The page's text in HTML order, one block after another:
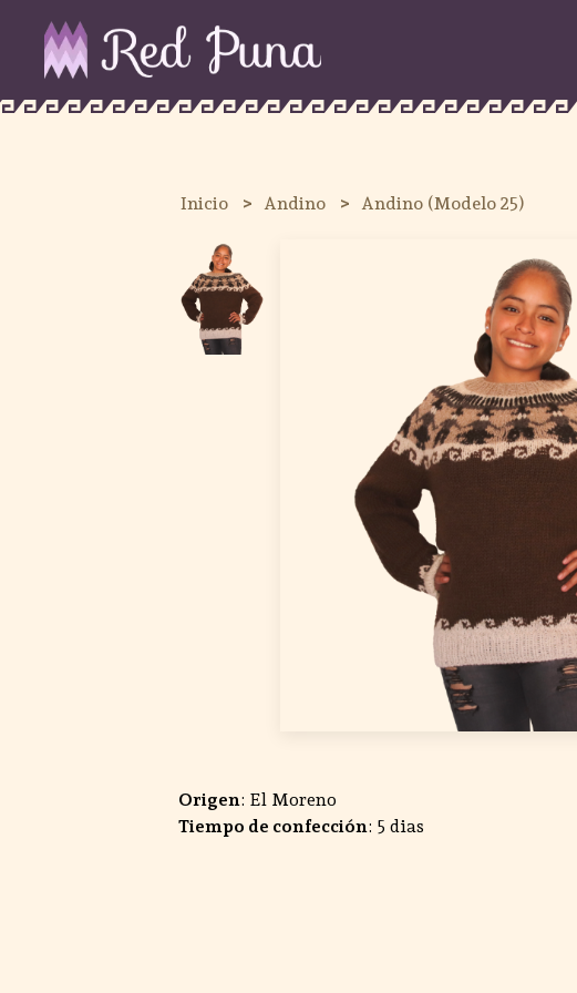
Inicio Andino Andino (Modelo 25)
Origen: El Moreno
Tiempo de confección: 5 dias